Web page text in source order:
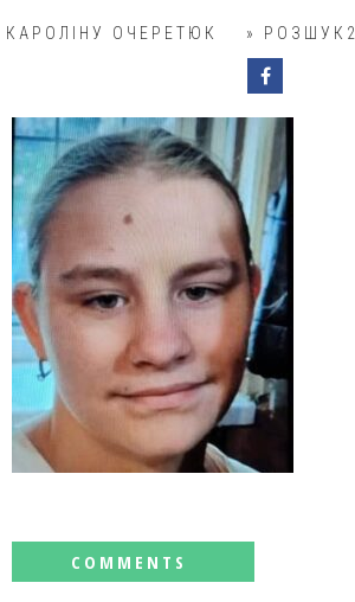
КАРОЛІНУ ОЧЕРЕТЮК » РОЗШУК2